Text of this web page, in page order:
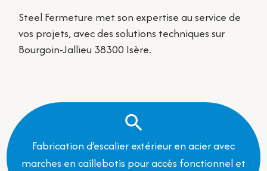
Steel Fermeture met son expertise au service de
vos projets, avec des solutions techniques sur
Bourgoin-Jallieu 38300 Isère.
Fabrication d’escalier extérieur en acier avec
marches en caillebotis pour accès fonctionnel et